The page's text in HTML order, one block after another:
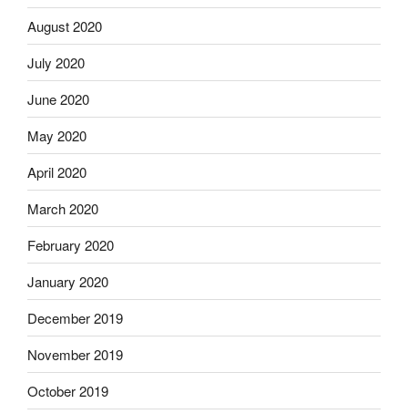
August 2020
July 2020
June 2020
May 2020
April 2020
March 2020
February 2020
January 2020
December 2019
November 2019
October 2019